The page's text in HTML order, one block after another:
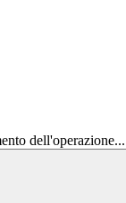
dell'operazione...